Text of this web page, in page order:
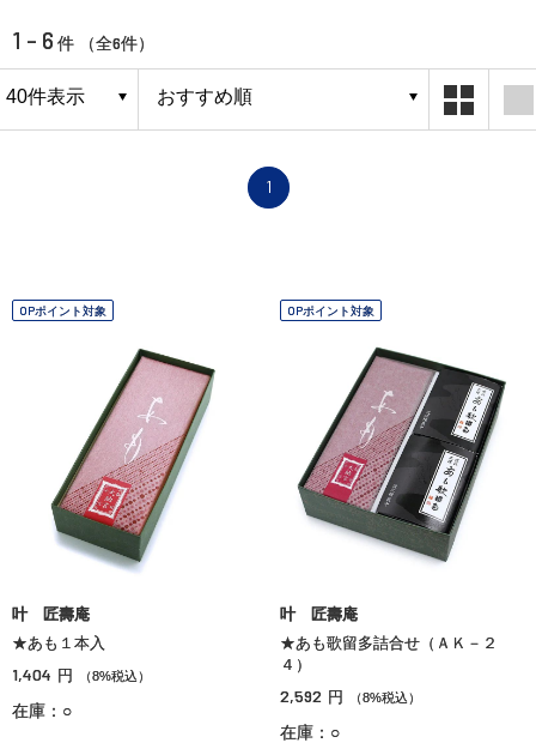
1 - 6 件 （全6件）
1
OPポイント対象
叶 匠壽庵
★あも１本入
1,404 円 （8%税込）
在庫：○
OPポイント対象
叶 匠壽庵
★あも歌留多詰合せ（ＡＫ－２
４）
2,592 円 （8%税込）
在庫：○